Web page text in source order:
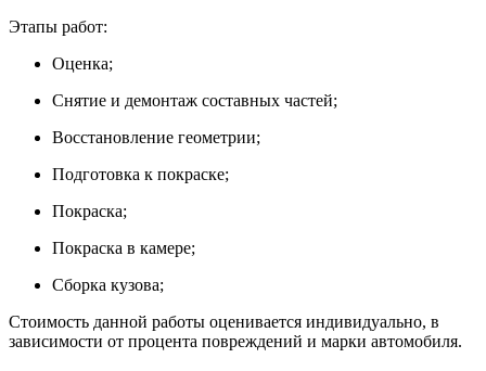
Этапы работ:
Оценка;
Снятие и демонтаж составных частей;
Восстановление геометрии;
Подготовка к покраске;
Покраска;
Покраска в камере;
Сборка кузова;
Стоимость данной работы оценивается индивидуально, в
зависимости от процента повреждений и марки автомобиля.